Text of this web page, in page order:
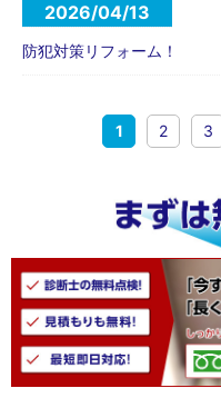
2026/04/13
防犯対策リフォーム！
1 2 3